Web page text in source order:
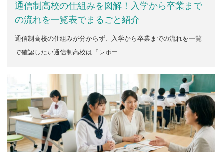
通信制高校の仕組みを図解！入学から卒業まで
の流れを一覧表でまるごと紹介
通信制高校の仕組みが分からず、入学から卒業までの流れを一覧
で確認したい通信制高校は「レポー…